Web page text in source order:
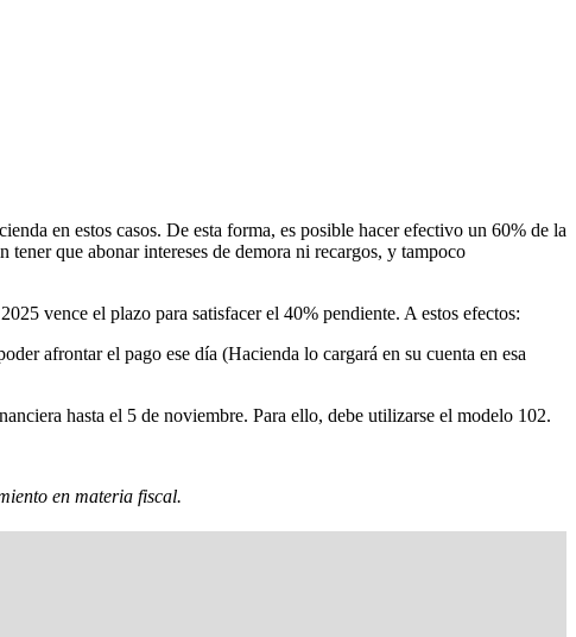
en estos casos. De esta forma, es posible hacer efectivo un 60% de la
que abonar intereses de demora ni recargos, y tampoco
vence el plazo para satisfacer el 40% pendiente. A estos efectos:
afrontar el pago ese día (Hacienda lo cargará en su cuenta en esa
hasta el 5 de noviembre. Para ello, debe utilizarse el modelo 102.
en materia fiscal.